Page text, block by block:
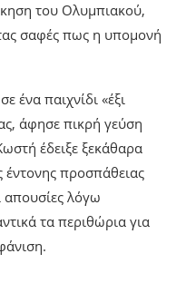
του Ολυμπιακού,
σαφές πως η υπομονή
ένα παιχνίδι «έξι
άφησε πικρή γεύση
έδειξε ξεκάθαρα
προσπάθειας
λόγω
τα περιθώρια για